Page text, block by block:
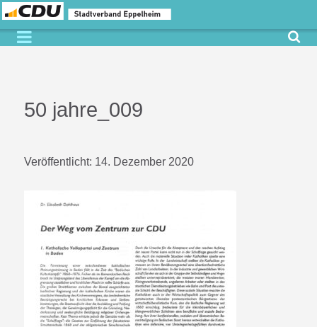
50 jahre_009
Veröffentlicht: 14. Dezember 2020